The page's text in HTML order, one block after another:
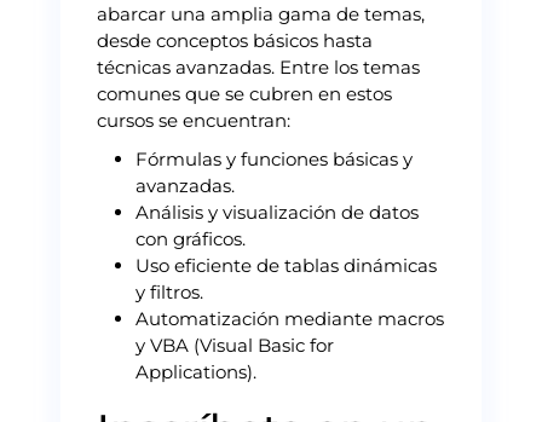
abarcar una amplia gama de temas,
desde conceptos básicos hasta
técnicas avanzadas. Entre los temas
comunes que se cubren en estos
cursos se encuentran:
Fórmulas y funciones básicas y
avanzadas.
Análisis y visualización de datos
con gráficos.
Uso eficiente de tablas dinámicas
y filtros.
Automatización mediante macros
y VBA (Visual Basic for
Applications).